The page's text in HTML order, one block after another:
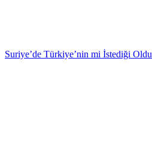
Suriye’de Türkiye’nin mi İstediği Oldu